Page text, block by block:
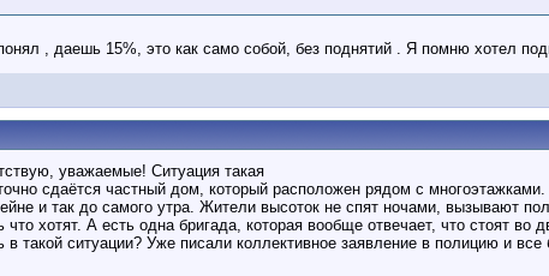
, даешь 15%, это как само собой, без поднятий . Я помню хотел
уважаемые! Ситуация такая
сдаётся частный дом, который расположен рядом с
и так до самого утра. Жители высоток не спят ночами, вызывают
что хотят. А есть одна бригада, которая вообще отвечает, что стоят
в такой ситуации? Уже писали коллективное заявление в полицию и